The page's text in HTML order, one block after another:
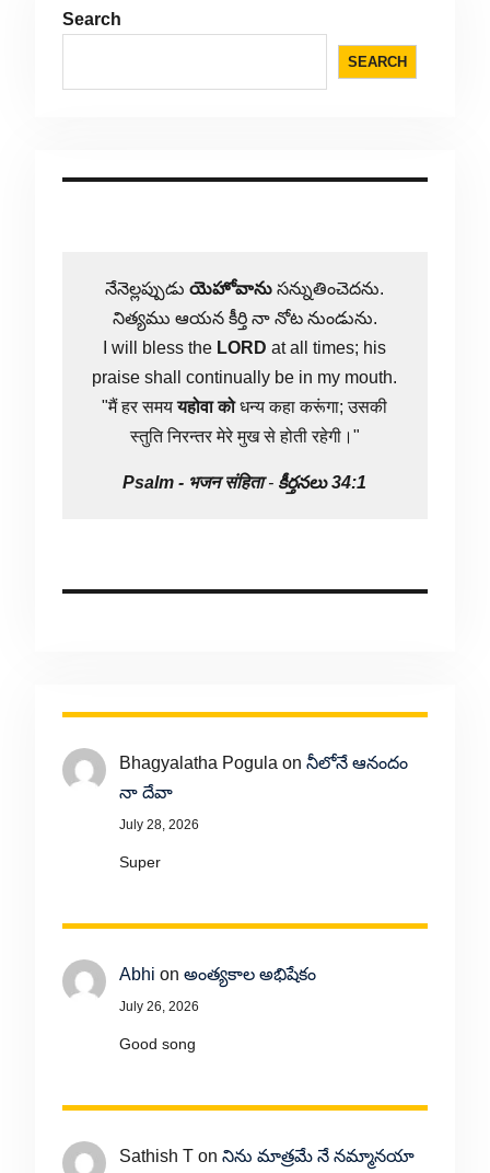
Search
SEARCH
నేనెల్లప్పుడుయెహోవాను సన్నుతించెదను.
నిత్యము ఆయన కీర్తి నా నోట నుండును.
I will bless the LORD at all times; his
praise shall continually be in my mouth.
"मैं हर समययहोवा कोधन्य कहा करूंगा; उसकी
स्तुति निरन्तर मेरे मुख से होती रहेगी।"
Psalm - भजन संहिता- కీర్తనలు 34:1
Bhagyalatha Pogula on నీలోనే ఆనందం
నా దేవా
July 28, 2026
Super
Abhi on అంత్యకాల అభిషేకం
July 26, 2026
Good song
Sathish Ton నిను మాత్రమే నే నమ్మానయా